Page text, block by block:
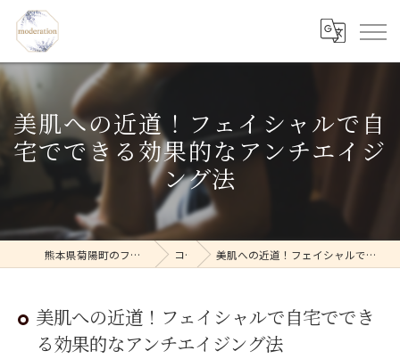
美肌への近道！フェイシャルで自
宅でできる効果的なアンチエイジ
ング法
熊本県菊陽町のフェイシャルならmoderation コラム 美肌への近道！フェイシャルで自宅でできる効果的なアンチエイジング法
美肌への近道！フェイシャルで自宅ででき
る効果的なアンチエイジング法